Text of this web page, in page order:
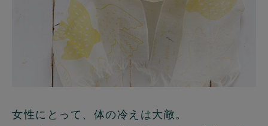
女性にとって、体の冷えは大敵。